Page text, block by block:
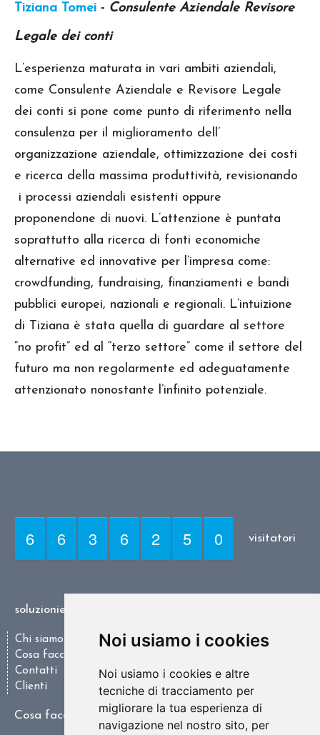
Noi usiamo i cookies
Noi usiamo i cookies e altre
tecniche di tracciamento per
migliorare la tua esperienza di
navigazione nel nostro sito, per
Tiziana Tomei - Consulente Aziendale Revisore
Legale dei conti
L’esperienza maturata in vari ambiti aziendali,
come Consulente Aziendale e Revisore Legale
dei conti si pone come punto di riferimento nella
consulenza per il miglioramento dell’
organizzazione aziendale, ottimizzazione dei costi
e ricerca della massima produttività, revisionando
i processi aziendali esistenti oppure
proponendone di nuovi. L’attenzione è puntata
soprattutto alla ricerca di fonti economiche
alternative ed innovative per l’impresa come:
crowdfunding, fundraising, finanziamenti e bandi
pubblici europei, nazionali e regionali. L’intuizione
di Tiziana è stata quella di guardare al settore
“no profit” ed al “terzo settore” come il settore del
futuro ma non regolarmente ed adeguatamente
attenzionato nonostante l’infinito potenziale.
6 6 3 6 2 5 0 visitatori
soluzioniesc.it
Chi siamo
Cosa facciamo
Contatti
Clienti
Cosa facciamo